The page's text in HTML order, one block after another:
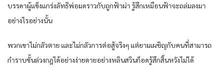
บรรดา​ผู้​แข็งแกร่ง​ลัทธิ​พ่อ​มด​ราวกับ​ถูก​ฟ้าผ่า​ รู้สึก​เหมือน​ฟ้าจะถล่ม​ลงมา​
อย่างไร​อย่างนั้น​
พวกเขา​ไม่กลัว​ตาย​ และ​ไม่กลัว​การต่อสู้​จริงๆ​ แต่​ยาม​เผชิญ​กับ​คน​ที่​สามารถ​
กำราบ​ขั้น​ล่วง​กฎ​ได้​อย่าง​ง่ายดาย​อย่าง​หลิน​สวิน​ก็​อด​รู้สึก​สิ้นหวัง​ไม่ได้​